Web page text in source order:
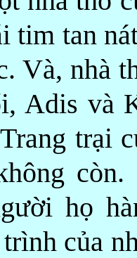
tim tan
Và, nhà
Adis và
trại
họ
của